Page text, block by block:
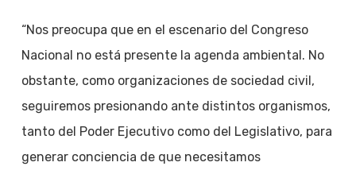
“Nos preocupa que en el escenario del Congreso
Nacional no está presente la agenda ambiental. No
obstante, como organizaciones de sociedad civil,
seguiremos presionando ante distintos organismos,
tanto del Poder Ejecutivo como del Legislativo, para
generar conciencia de que necesitamos